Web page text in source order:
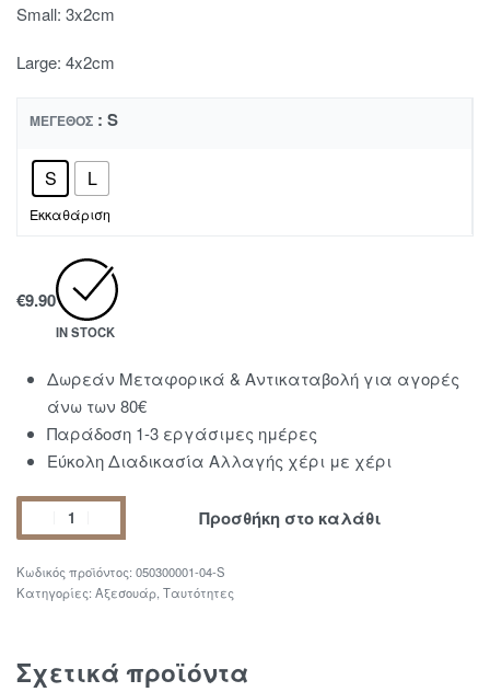
Small: 3x2cm
Large: 4x2cm
ΜΈΓΕΘΟΣ : S
S L
Εκκαθάριση
€9.90
IN STOCK
Δωρεάν Μεταφορικά & Αντικαταβολή για αγορές
άνω των 80€
Παράδοση 1-3 εργάσιμες ημέρες
Εύκολη Διαδικασία Αλλαγής χέρι με χέρι
Προσθήκη στο καλάθι
050300001-04-S
Κατηγορίες: Αξεσουάρ Ταυτότητες
Σχετικά προϊόντα